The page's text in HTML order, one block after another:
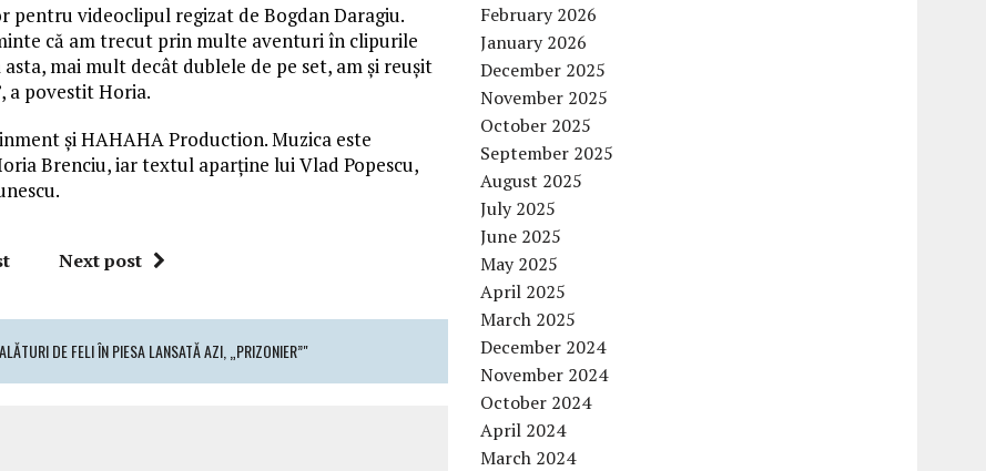
videoclipul regizat de Bogdan Daragiu.
că am trecut prin multe aventuri în clipurile
mai mult decât dublele de pe set, am și reușit
a povestit Horia.
și HAHAHA Production. Muzica este
Brenciu, iar textul aparține lui Vlad Popescu,
Next post
DE FELI ÎN PIESA LANSATĂ AZI, „PRIZONIER”"
February 2026
January 2026
December 2025
November 2025
October 2025
September 2025
August 2025
July 2025
June 2025
May 2025
April 2025
March 2025
December 2024
November 2024
October 2024
April 2024
March 2024